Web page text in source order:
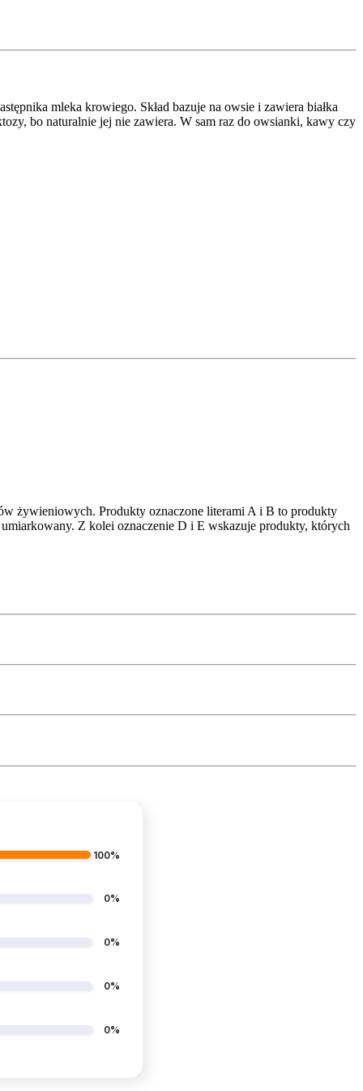
mleka krowiego. Skład bazuje na owsie i zawiera białka
bo naturalnie jej nie zawiera. W sam raz do owsianki, kawy czy
żywieniowych. Produkty oznaczone literami A i B to produkty
Z kolei oznaczenie D i E wskazuje produkty, których
100%
0%
0%
0%
0%